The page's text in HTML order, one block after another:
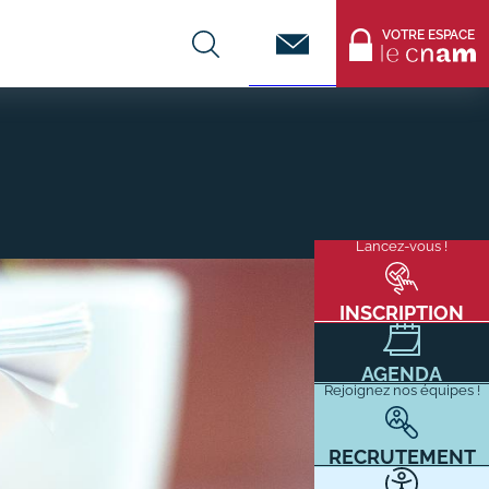
Menu
flottant
Lancez-vous !
INSCRIPTION
AGENDA
Rejoignez nos équipes !
RECRUTEMENT
VOTRE ESPACE
Former ses salariés
Être enseignant au Cnam